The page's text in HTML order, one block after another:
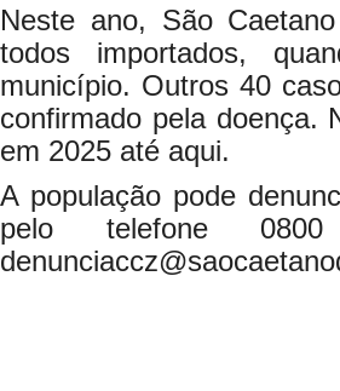
Neste ano, São
todos importados,
município. Outros 40
confirmado pela doença.
em 2025 até aqui.
A população pode
pelo telefone